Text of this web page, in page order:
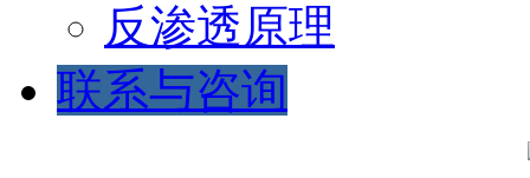
反渗透原理
联系与咨询